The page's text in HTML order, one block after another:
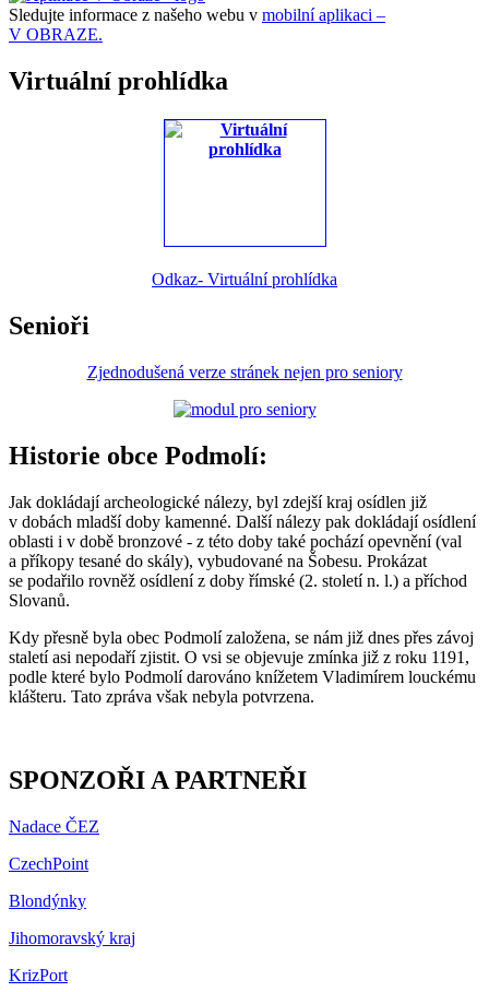
Sledujte informace z našeho webu v mobilní aplikaci –
V OBRAZE.
Virtuální prohlídka
Odkaz- Virtuální prohlídka
Senioři
Zjednodušená verze stránek nejen pro seniory
Historie obce Podmolí:
Jak dokládají archeologické nálezy, byl zdejší kraj osídlen již
v dobách mladší doby kamenné. Další nálezy pak dokládají osídlení
oblasti i v době bronzové - z této doby také pochází opevnění (val
a příkopy tesané do skály), vybudované na Šobesu. Prokázat
se podařilo rovněž osídlení z doby římské (2. století n. l.) a příchod
Slovanů.
Kdy přesně byla obec Podmolí založena, se nám již dnes přes závoj
staletí asi nepodaří zjistit. O vsi se objevuje zmínka již z roku 1191,
podle které bylo Podmolí darováno knížetem Vladimírem louckému
klášteru. Tato zpráva však nebyla potvrzena.
SPONZOŘI A PARTNEŘI
Nadace ČEZ
CzechPoint
Blondýnky
Jihomoravský kraj
KrizPort